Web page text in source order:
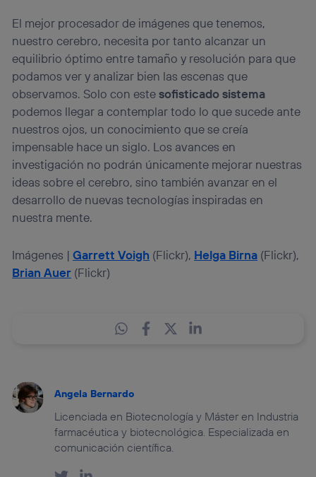
El mejor procesador de imágenes que tenemos,
nuestro cerebro, necesita por tanto alcanzar un
equilibrio óptimo entre tamaño y resolución para que
podamos ver y analizar bien las escenas que
observamos. Solo con estesofisticado sistema
podemos llegar a contemplar todo lo que sucede ante
nuestros ojos, un conocimiento que se creía
impensable hace un siglo. Los avances en
investigación no podrán únicamente mejorar nuestras
ideas sobre el cerebro, sino también avanzar en el
desarrollo de nuevas tecnologías inspiradas en
nuestra mente.
Imágenes |Garrett Voigh (Flickr), Helga Birna (Flickr),
Brian Auer (Flickr)
Angela Bernardo
Licenciada en Biotecnología y Máster en Industria
farmacéutica y biotecnológica. Especializada en
comunicación científica.